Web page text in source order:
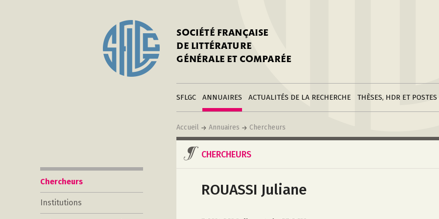
SOCIÉTÉ FRANÇAISE
DE LITTÉRATURE
GÉNÉRALE ET COMPARÉE
SFLGC
Adhérer à la SFLGC
Publier sur ce site
LiensANNUAIRES
Créer une fiche
annuaire
Modifier sa fiche
annuaire
Créer une fiche
institutionACTUALITÉS DE LA RECHERCHE
Divers
Soumettre une
annonce
THÈSES, HDR ET POSTES
Postes
Accueil Annuaires Chercheurs
Chercheurs
Institutions
CHERCHEURS
ROUASSI Juliane